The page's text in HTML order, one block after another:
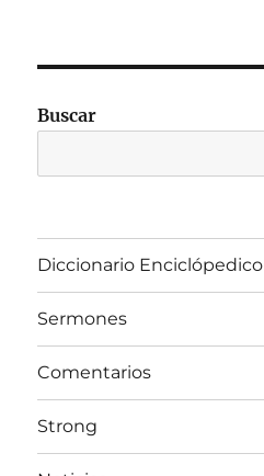
Buscar
Diccionario Enciclópedico
Sermones
Comentarios
Strong